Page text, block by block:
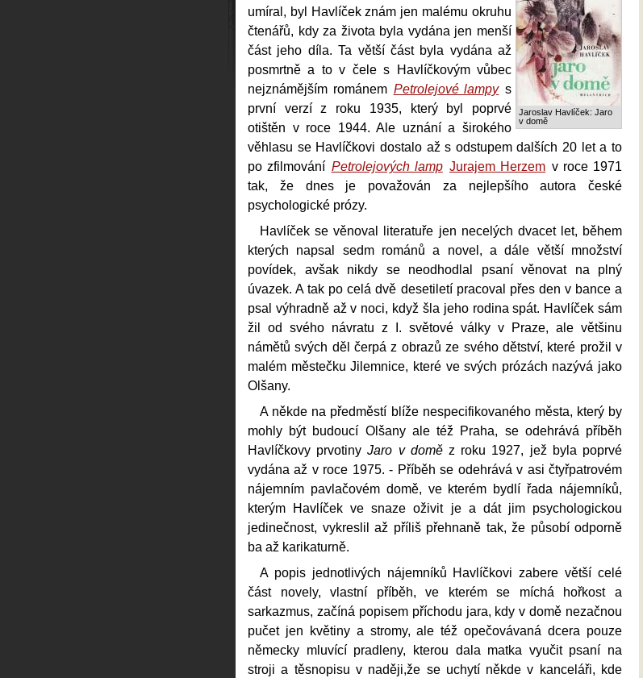
Jaroslav Havlíček: Jaro
v domě
umíral, byl Havlíček znám jen malému okruhu
čtenářů, kdy za života byla vydána jen menší
část jeho díla. Ta větší část byla vydána až
posmrtně a to v čele s Havlíčkovým vůbec
nejznámějším románem Petrolejové lampy s
první verzí z roku 1935, který byl poprvé
otištěn v roce 1944. Ale uznání a širokého
věhlasu se Havlíčkovi dostalo až s odstupem dalších 20 let a to
po zfilmování Petrolejových lamp Jurajem Herzem v roce 1971
tak, že dnes je považován za nejlepšího autora české
psychologické prózy.
Havlíček se věnoval literatuře jen necelých dvacet let, během
kterých napsal sedm románů a novel, a dále větší množství
povídek, avšak nikdy se neodhodlal psaní věnovat na plný
úvazek. A tak po celá dvě desetiletí pracoval přes den v bance a
psal výhradně až v noci, když šla jeho rodina spát. Havlíček sám
žil od svého návratu z I. světové války v Praze, ale většinu
námětů svých děl čerpá z obrazů ze svého dětství, které prožil v
malém městečku Jilemnice, které ve svých prózách nazývá jako
Olšany.
A někde na předměstí blíže nespecifikovaného města, který by
mohly být budoucí Olšany ale též Praha, se odehrává příběh
Havlíčkovy prvotinyJaro v doměz roku 1927, jež byla poprvé
vydána až v roce 1975. - Příběh se odehrává v asi čtyřpatrovém
nájemním pavlačovém domě, ve kterém bydlí řada nájemníků,
kterým Havlíček ve snaze oživit je a dát jim psychologickou
jedinečnost, vykreslil až příliš přehnaně tak, že působí odporně
ba až karikaturně.
A popis jednotlivých nájemníků Havlíčkovi zabere větší celé
část novely, vlastní příběh, ve kterém se míchá hořkost a
sarkazmus, začíná popisem příchodu jara, kdy v domě nezačnou
pučet jen květiny a stromy, ale též opečovávaná dcera pouze
německy mluvící pradleny, kterou dala matka vyučit psaní na
stroji a těsnopisu v naději,že se uchytí někde v kanceláři, kde